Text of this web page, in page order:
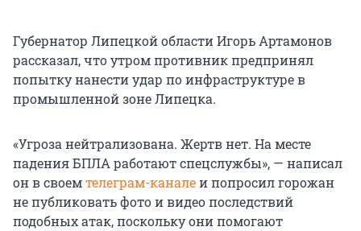
Губернатор Липецкой области Игорь Артамонов
рассказал, что утром противник предпринял
попытку нанести удар по инфраструктуре в
промышленной зоне Липецка.
«Угроза нейтрализована. Жертв нет. На месте
падения БПЛА работают спецслужбы», — написал
он в своемтелеграм-каналеи попросил горожан
не публиковать фото и видео последствий
подобных атак, поскольку они помогают